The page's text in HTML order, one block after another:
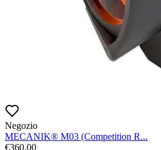
Negozio
MECANIK® M03 (Competition R...
€360,00